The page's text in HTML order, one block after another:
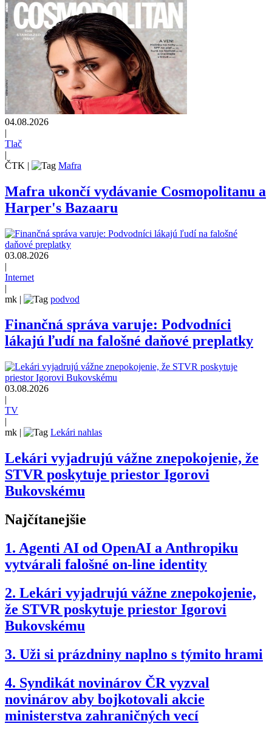
04.08.2026
|
Tlač
|
ČTK | Mafra
Mafra ukončí vydávanie Cosmopolitanu a
Harper's Bazaaru
03.08.2026
|
Internet
|
mk | podvod
Finančná správa varuje: Podvodníci
lákajú ľudí na falošné daňové preplatky
03.08.2026
|
TV
|
mk | Lekári nahlas
Lekári vyjadrujú vážne znepokojenie, že
STVR poskytuje priestor Igorovi
Bukovskému
Najčítanejšie
1. Agenti AI od OpenAI a Anthropiku
vytvárali falošné on-line identity
2. Lekári vyjadrujú vážne znepokojenie,
že STVR poskytuje priestor Igorovi
Bukovskému
3. Uži si prázdniny naplno s týmito hrami
4. Syndikát novinárov ČR vyzval
novinárov aby bojkotovali akcie
ministerstva zahraničných vecí